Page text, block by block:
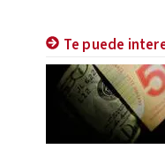
Te puede